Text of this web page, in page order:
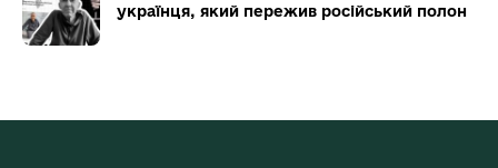
українця, який пережив російський полон